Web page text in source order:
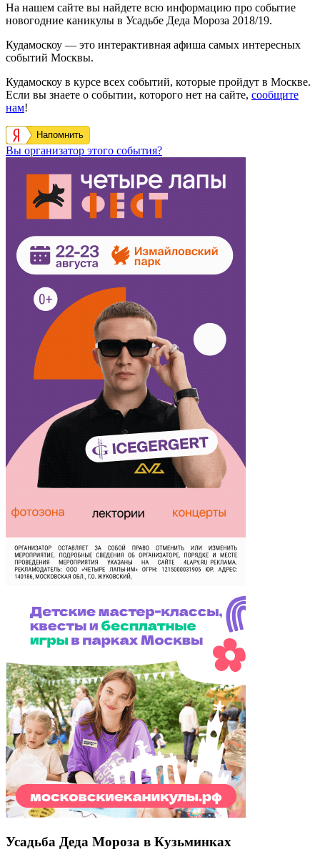
На нашем сайте вы найдете всю информацию про событие
новогодние каникулы в Усадьбе Деда Мороза 2018/19.
Кудамоскоу — это интерактивная афиша самых интересных
событий Москвы.
Кудамоскоу в курсе всех событий, которые пройдут в Москве.
Если вы знаете о событии, которого нет на сайте, сообщите
нам!
Напомнить
Вы организатор этого события?
Усадьба Деда Мороза в Кузьминках